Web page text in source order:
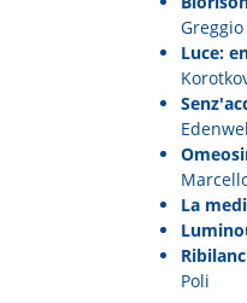
Greggio
Luce:
La
Poli